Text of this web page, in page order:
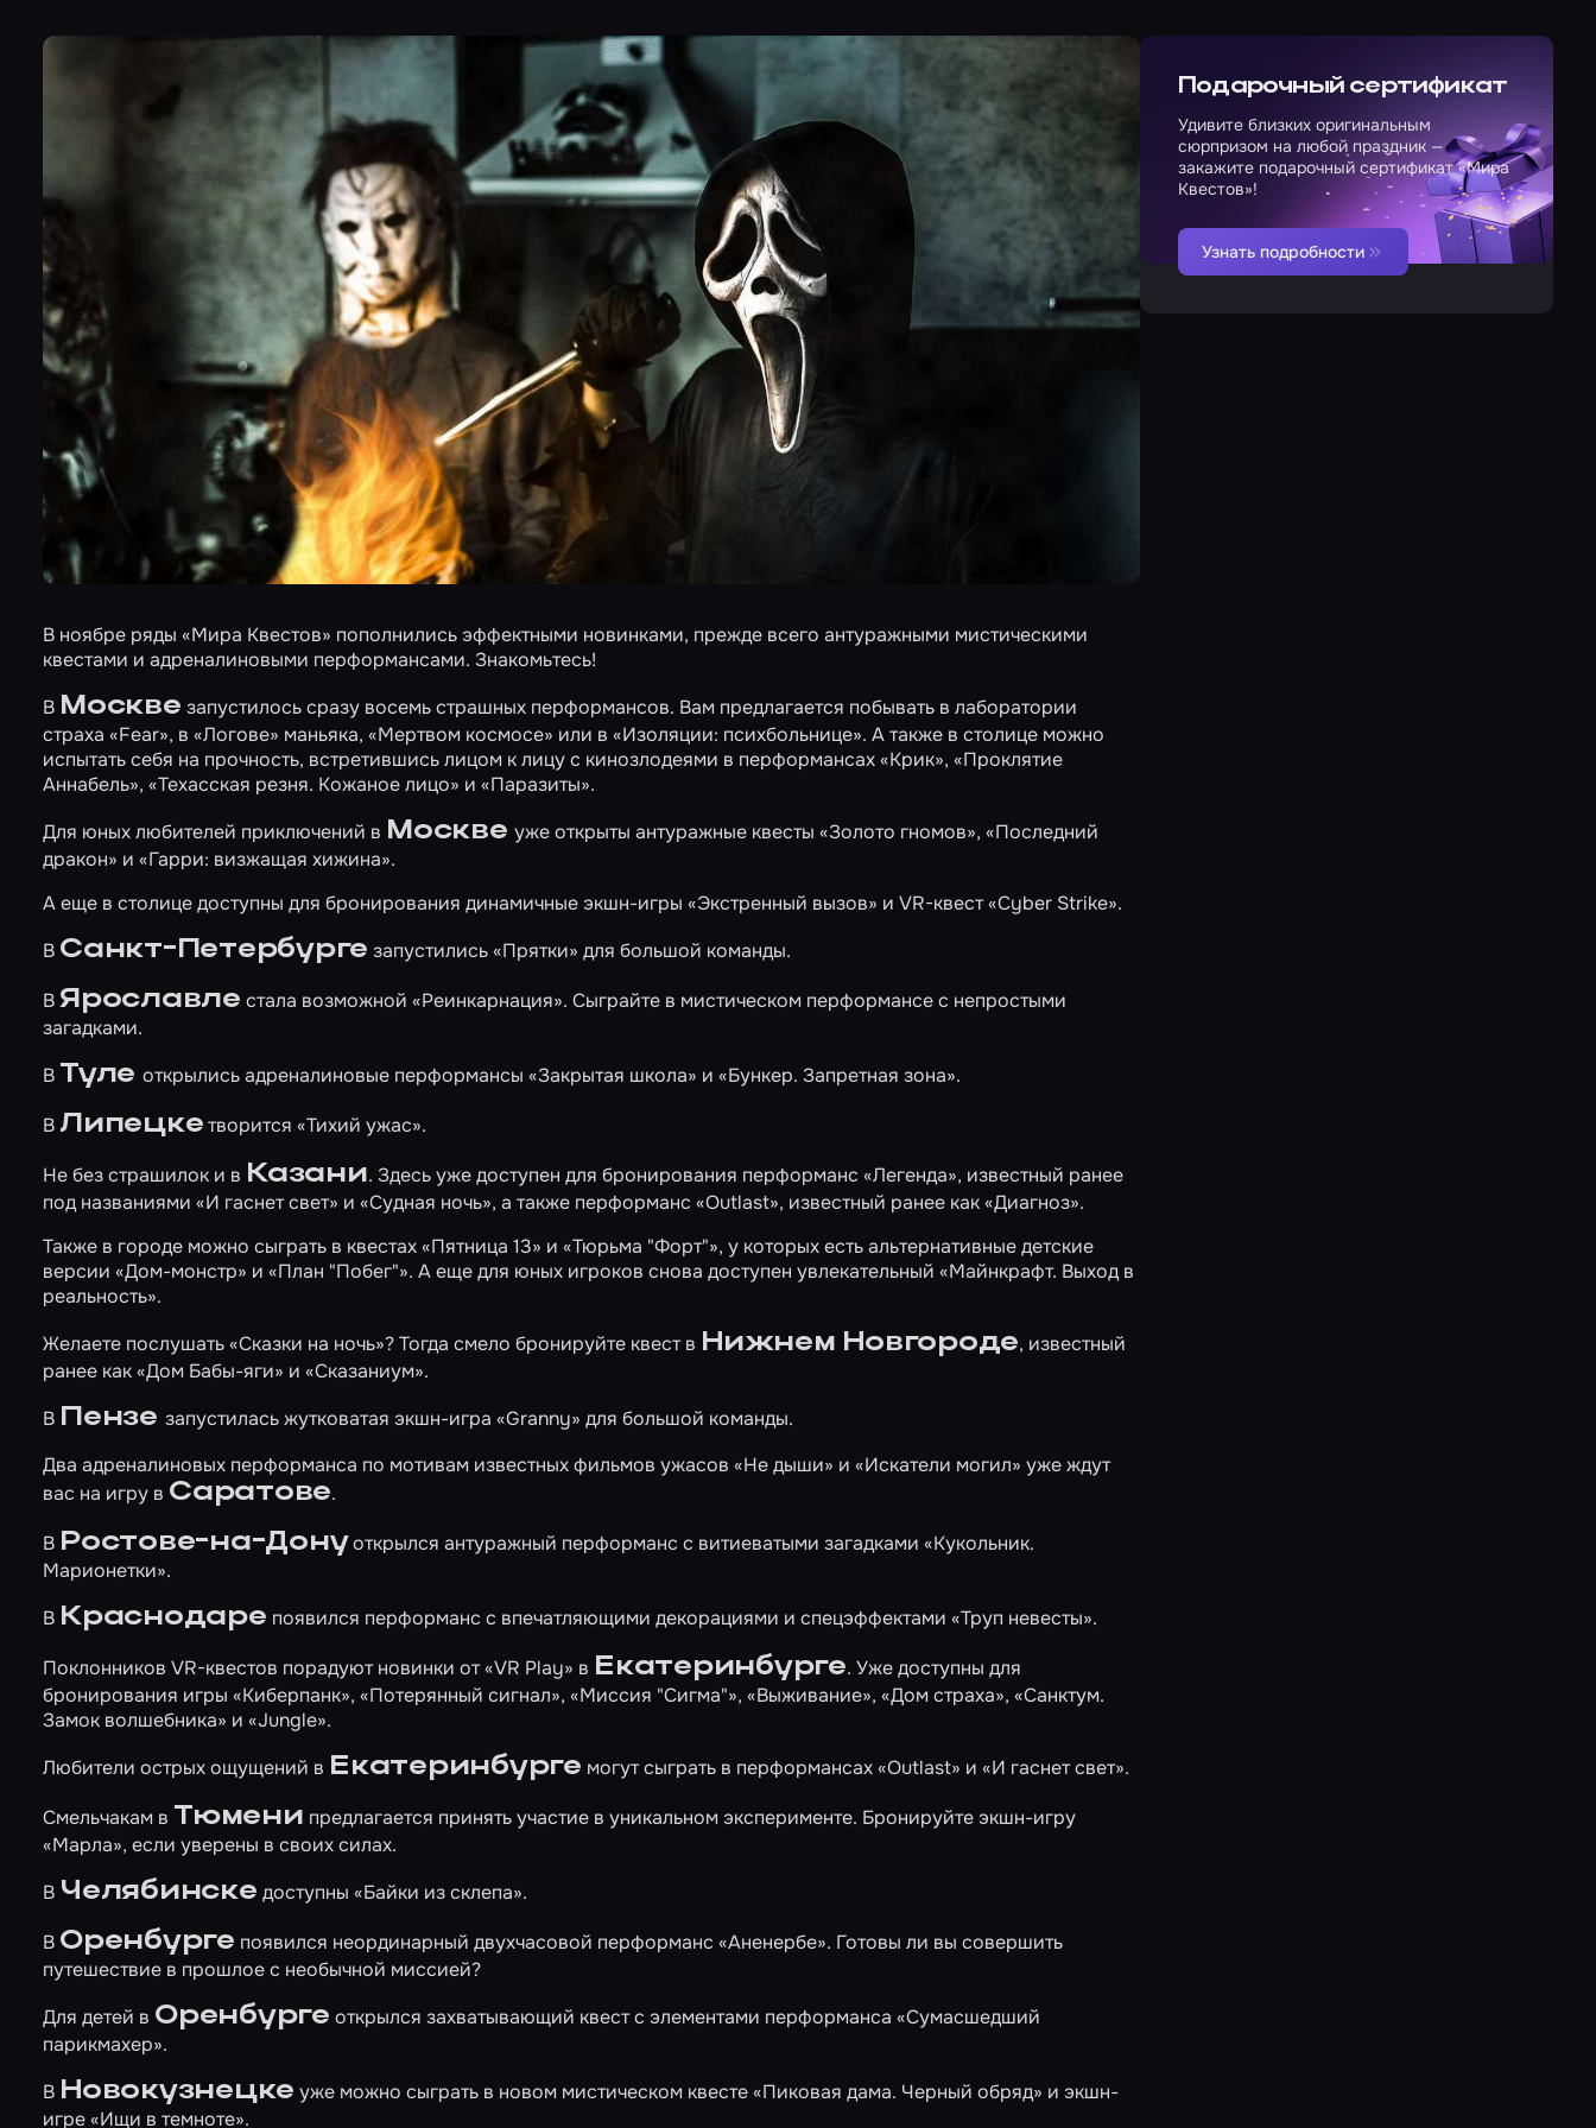
В ноябре ряды «Мира Квестов» пополнились эффектными новинками, прежде всего антуражными мистическими
квестами и адреналиновыми перформансами. Знакомьтесь!
В Москве запустилось сразу восемь страшных перформансов. Вам предлагается побывать в лаборатории
страха «Fear», в «Логове» маньяка, «Мертвом космосе» или в «Изоляции: психбольнице». А также в столице можно
испытать себя на прочность, встретившись лицом к лицу с кинозлодеями в перформансах«Крик», «Проклятие
Аннабель», «Техасская резня. Кожаное лицо» и «Паразиты».
Для юных любителей приключений в Москвеуже открыты антуражные квесты«Золото гномов»,«Последний
дракон» и «Гарри: визжащая хижина».
А еще в столице доступны для бронирования динамичные экшн-игры «Экстренный вызов» и VR-квест«Cyber Strike».
В Санкт-Петербурге запустились«Прятки» для большой команды.
ВЯрославле стала возможной «Реинкарнация». Сыграйте в мистическом перформансе с непростыми
загадками.
В Туле открылись адреналиновые перформансы «Закрытая школа» и «Бункер. Запретная зона».
В Липецкетворится«Тихий ужас».
Не без страшилок и в Казани. Здесь уже доступен для бронирования перформанс «Легенда», известный ранее
под названиями «И гаснет свет» и «Судная ночь», а также перформанс «Outlast», известный ранее как «Диагноз».
Также в городе можно сыграть в квестах«Пятница 13» и «Тюрьма "Форт"», у которых есть альтернативные детские
версии «Дом-монстр» и «План "Побег"». А еще для юных игроков снова доступен увлекательный «Майнкрафт. Выход в
реальность».
Желаете послушать«Сказки на ночь»? Тогда смело бронируйте квест в Нижнем Новгороде, известный
ранее как «Дом Бабы-яги» и «Сказаниум».
В Пензе запустилась жутковатая экшн-игра «Granny» для большой команды.
Два адреналиновых перформанса по мотивам известных фильмов ужасов «Не дыши» и «Искатели могил» уже ждут
вас на игру в Саратове.
В Ростове-на-Донуоткрылся антуражный перформанс с витиеватыми загадками«Кукольник.
Марионетки».
В Краснодаре появился перформанс с впечатляющими декорациями и спецэффектами «Труп невесты».
Поклонников VR-квестов порадуют новинки от «VR Play» в Екатеринбурге. Уже доступны для
бронирования игры «Киберпанк», «Потерянный сигнал», «Миссия "Сигма"», «Выживание», «Дом страха», «Санктум.
Замок волшебника» и «Jungle».
Любители острых ощущений в Екатеринбурге могут сыграть в перформансах«Outlast» и «И гаснет свет».
Смельчакам в Тюмени предлагается принять участие в уникальном эксперименте. Бронируйте экшн-игру
«Марла», если уверены в своих силах.
В Челябинске доступны «Байки из склепа».
В Оренбурге появился неординарный двухчасовой перформанс «Аненербе». Готовы ли вы совершить
путешествие в прошлое с необычной миссией?
Для детей в Оренбурге открылся захватывающий квест с элементами перформанса «Сумасшедший
парикмахер».
В Новокузнецке уже можно сыграть в новом мистическом квесте«Пиковая дама. Черный обряд» и экшн-
игре«Ищи в темноте».
Подарочный сертификат
Удивите близких оригинальным
сюрпризом на любой праздник —
закажите подарочный сертификат «Мира
Квестов»!
Узнать подробности